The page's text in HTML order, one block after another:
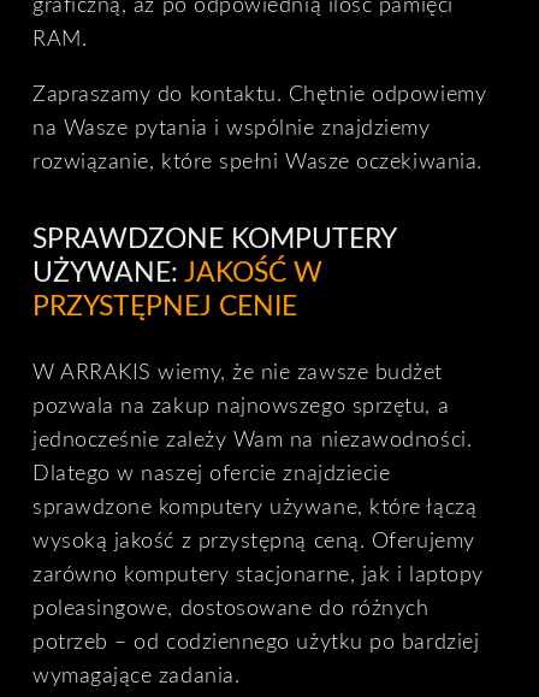
graficzną, aż po odpowiednią ilość pamięci
RAM.
Zapraszamy do kontaktu. Chętnie odpowiemy
na Wasze pytania i wspólnie znajdziemy
rozwiązanie, które spełni Wasze oczekiwania.
SPRAWDZONE KOMPUTERY
UŻYWANE: JAKOŚĆ W
PRZYSTĘPNEJ CENIE
W ARRAKIS wiemy, że nie zawsze budżet
pozwala na zakup najnowszego sprzętu, a
jednocześnie zależy Wam na niezawodności.
Dlatego w naszej ofercie znajdziecie
sprawdzone komputery używane, które łączą
wysoką jakość z przystępną ceną. Oferujemy
zarówno komputery stacjonarne, jak i laptopy
poleasingowe, dostosowane do różnych
potrzeb – od codziennego użytku po bardziej
wymagające zadania.